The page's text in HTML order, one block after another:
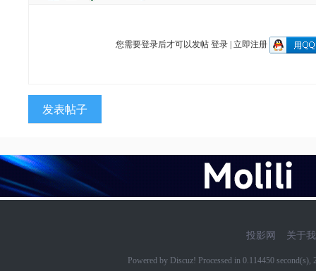
您需要登录后才可以发帖 登录 立即注册
发表帖子
投影网 关于
Powered by Discuz! Processed in 0.114450